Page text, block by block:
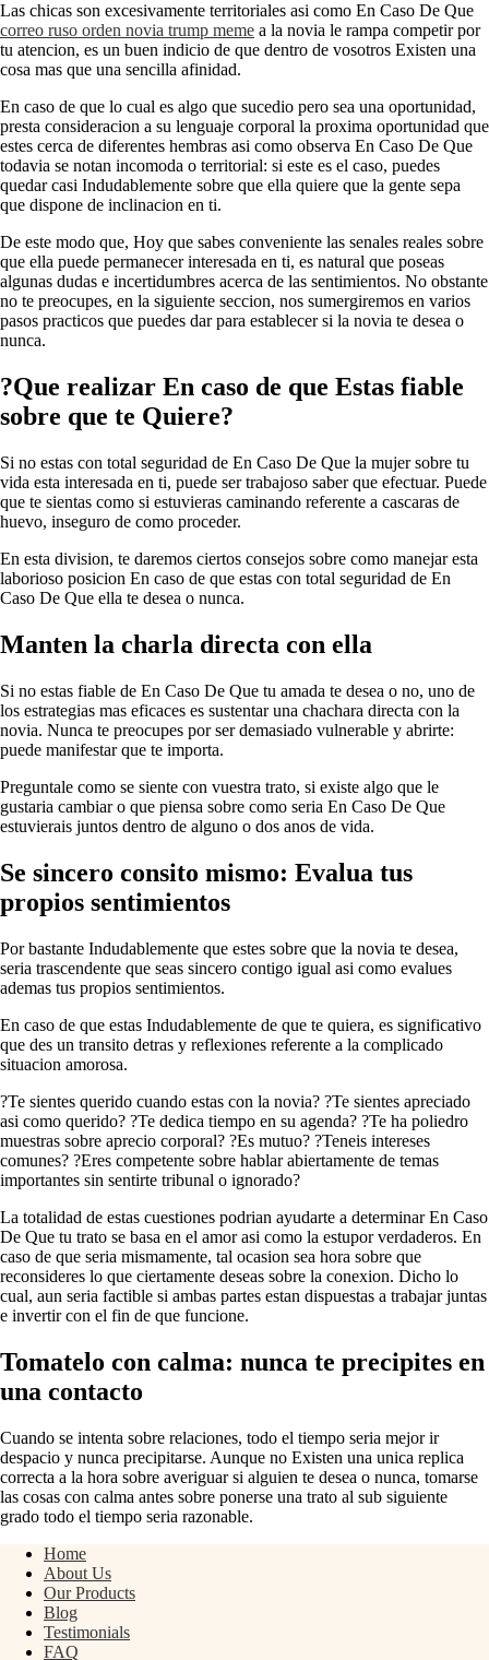
Las chicas son excesivamente territoriales asi­ como En Caso De Que
correo ruso orden novia trump meme a la novia le rampa competir por
tu atencion, es un buen indicio de que dentro de vosotros Existen una
cosa mas que una sencilla afinidad.
En caso de que lo cual es algo que sucedio pero sea una oportunidad,
presta consideracion a su lenguaje corporal la proxima oportunidad que
estes cerca de diferentes hembras asi­ como observa En Caso De Que
todavia se notan incomoda o territorial: si este es el caso, puedes
quedar casi Indudablemente sobre que ella quiere que la gente sepa
que dispone de inclinacion en ti.
De este modo que, Hoy que sabes conveniente las senales reales sobre
que ella puede permanecer interesada en ti, es natural que poseas
algunas dudas e incertidumbres acerca de las sentimientos. No obstante
no te preocupes, en la siguiente seccion, nos sumergiremos en varios
pasos practicos que puedes dar para establecer si la novia te desea o
nunca.
?Que realizar En caso de que Estas fiable
sobre que te Quiere?
Si no estas con total seguridad de En Caso De Que la mujer sobre tu
vida esta interesada en ti, puede ser trabajoso saber que efectuar. Puede
que te sientas como si estuvieras caminando referente a cascaras de
huevo, inseguro de como proceder.
En esta division, te daremos ciertos consejos sobre como manejar esta
laborioso posicion En caso de que estas con total seguridad de En
Caso De Que ella te desea o nunca.
Manten la charla directa con ella
Si no estas fiable de En Caso De Que tu amada te desea o no, uno de
los estrategias mas eficaces es sustentar una chachara directa con la
novia. Nunca te preocupes por ser demasiado vulnerable y abrirte:
puede manifestar que te importa.
Preguntale como se siente con vuestra trato, si existe algo que le
gustaria cambiar o que piensa sobre como seria En Caso De Que
estuvierais juntos dentro de alguno o dos anos de vida.
Se sincero consito mismo: Evalua tus
propios sentimientos
Por bastante Indudablemente que estes sobre que la novia te desea,
seri­a trascendente que seas sincero contigo igual asi­ como evalues
ademas tus propios sentimientos.
En caso de que estas Indudablemente de que te quiera, es significativo
que des un transito detras y reflexiones referente a la complicado
situacion amorosa.
?Te sientes querido cuando estas con la novia? ?Te sientes apreciado
asi­ como querido? ?Te dedica tiempo en su agenda? ?Te ha poliedro
muestras sobre aprecio corporal? ?Es mutuo? ?Teneis intereses
comunes? ?Eres competente sobre hablar abiertamente de temas
importantes sin sentirte tribunal o ignorado?
La totalidad de estas cuestiones podri­an ayudarte a determinar En Caso
De Que tu trato se basa en el amor asi­ como la estupor verdaderos. En
caso de que seri­a mismamente, tal ocasion sea hora sobre que
reconsideres lo que ciertamente deseas sobre la conexion. Dicho lo
cual, aun seri­a factible si ambas partes estan dispuestas a trabajar juntas
e invertir con el fin de que funcione.
Tomatelo con calma: nunca te precipites en
una contacto
Cuando se intenta sobre relaciones, todo el tiempo seri­a mejor ir
despacio y nunca precipitarse. Aunque no Existen una unica replica
correcta a la hora sobre averiguar si alguien te desea o nunca, tomarse
las cosas con calma antes sobre ponerse una trato al sub siguiente
grado todo el tiempo seri­a razonable.
Home
About Us
Our Products
Blog
Testimonials
FAQ